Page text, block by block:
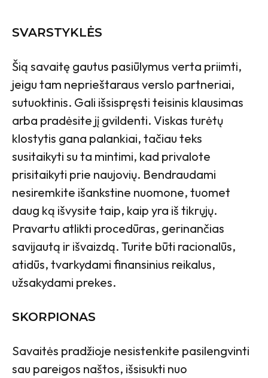
SVARSTYKLĖS
Šią savaitę gautus pasiūlymus verta priimti,
jeigu tam neprieštaraus verslo partneriai,
sutuoktinis. Gali išsispręsti teisinis klausimas
arba pradėsite jį gvildenti. Viskas turėtų
klostytis gana palankiai, tačiau teks
susitaikyti su ta mintimi, kad privalote
prisitaikyti prie naujovių. Bendraudami
nesiremkite išankstine nuomone, tuomet
daug ką išvysite taip, kaip yra iš tikrųjų.
Pravartu atlikti procedūras, gerinančias
savijautą ir išvaizdą. Turite būti racionalūs,
atidūs, tvarkydami finansinius reikalus,
užsakydami prekes.
SKORPIONAS
Savaitės pradžioje nesistenkite pasilengvinti
sau pareigos naštos, išsisukti nuo